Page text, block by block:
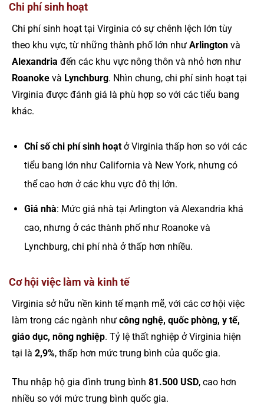
Chi phí sinh hoạt
Chi phí sinh hoạt tại Virginia có sự chênh lệch lớn tùy
theo khu vực, từ những thành phố lớn như Arlington và
Alexandria đến các khu vực nông thôn và nhỏ hơn như
Roanoke và Lynchburg. Nhìn chung, chi phí sinh hoạt tại
Virginia được đánh giá là phù hợp so với các tiểu bang
khác.
Chỉ số chi phí sinh hoạtở Virginia thấp hơn so với các
tiểu bang lớn như California và New York, nhưng có
thể cao hơn ở các khu vực đô thị lớn​.
Giá nhà: Mức giá nhà tại Arlington và Alexandria khá
cao, nhưng ở các thành phố như Roanoke và
Lynchburg, chi phí nhà ở thấp hơn nhiều​.
Cơ hội việc làm và kinh tế
Virginia sở hữu nền kinh tế mạnh mẽ, với các cơ hội việc
làm trong các ngành như công nghệ, quốc phòng, y tế,
giáo dục, nông nghiệp. Tỷ lệ thất nghiệp ở Virginia hiện
tại là 2,9%, thấp hơn mức trung bình của quốc gia​.
Thu nhập hộ gia đình trung bình 81.500 USD, cao hơn
nhiều so với mức trung bình quốc gia​.